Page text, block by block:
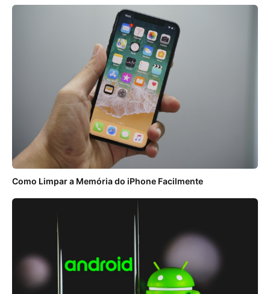
Como Limpar a Memória do iPhone Facilmente